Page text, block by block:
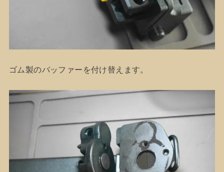
ゴム製のバッファーを付け替えます。